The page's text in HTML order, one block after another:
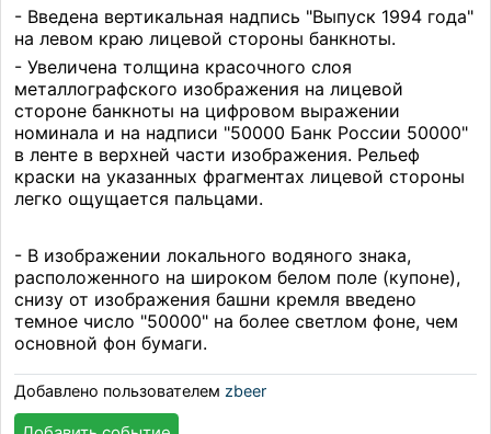
- Введена вертикальная надпись "Выпуск 1994 года"
на левом краю лицевой стороны банкноты.
- Увеличена толщина красочного слоя
металлографского изображения на лицевой
стороне банкноты на цифровом выражении
номинала и на надписи "50000 Банк России 50000"
в ленте в верхней части изображения. Рельеф
краски на указанных фрагментах лицевой стороны
легко ощущается пальцами.
- В изображении локального водяного знака,
расположенного на широком белом поле (купоне),
снизу от изображения башни кремля введено
темное число "50000" на более светлом фоне, чем
основной фон бумаги.
Добавлено пользователем zbeer